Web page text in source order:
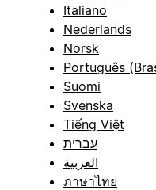
Italiano
Nederlands
Norsk
Português
Suomi
Svenska
Tiếng Việt
עברית
العربية
ภาษาไทย